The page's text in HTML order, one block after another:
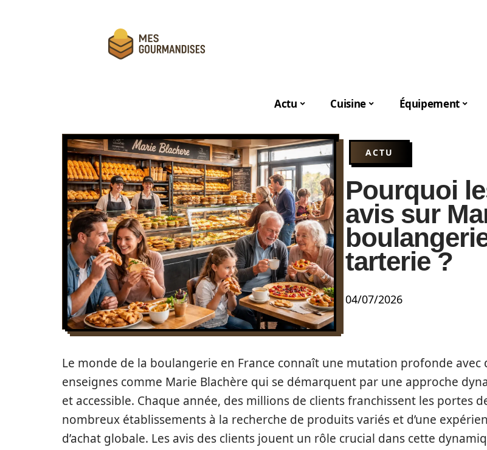
Actu Cuisine Équipement
ACTU
Pourquoi
avis sur
tarterie ?
04/07/2026
Le monde de la boulangerie en France connaît une mutation profonde avec
enseignes comme Marie Blachère qui se démarquent par une approche
et accessible. Chaque année, des millions de clients franchissent les portes
nombreux établissements à la recherche de produits variés et d’une
d’achat globale. Les avis des clients jouent un rôle crucial dans cette